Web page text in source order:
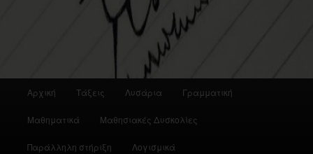
Αρχική Τάξεις Λυσάρια Γραμματική
Μαθηματικά Μαθησιακές Δυσκολίες
Παράλληλη στήριξη Λογισμικά